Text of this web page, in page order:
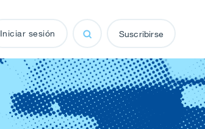
Iniciar sesión Suscribirse